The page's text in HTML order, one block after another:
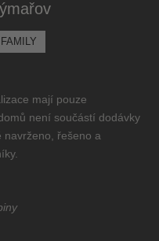
FAMILY
mají pouze
není součástí dodávky
navrženo, řešeno a